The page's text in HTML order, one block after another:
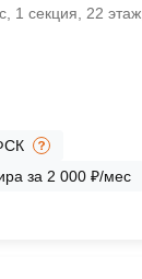
1 секция, 22 этаж,
за 2 000 ₽/мес